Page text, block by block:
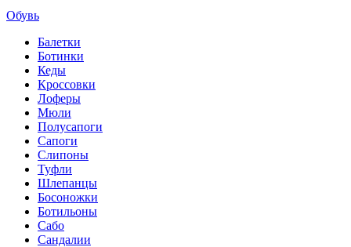
Обувь
Балетки
Ботинки
Кеды
Кроссовки
Лоферы
Мюли
Полусапоги
Сапоги
Слипоны
Туфли
Шлепанцы
Босоножки
Ботильоны
Сабо
Сандалии